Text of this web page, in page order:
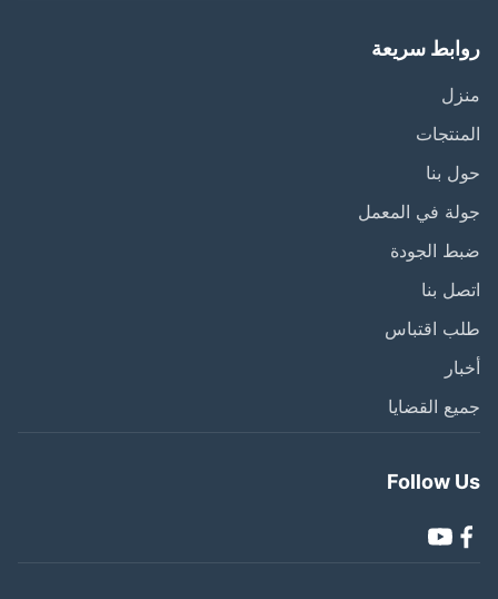
سريعة
بنا
في المعمل
الجودة
بنا
اقتباس
القضايا
Follow